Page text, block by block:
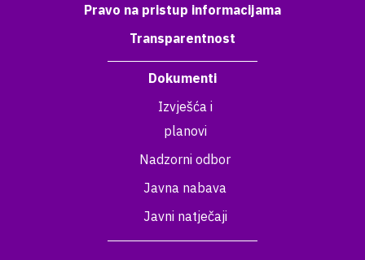
Pravo na pristup informacijama
Transparentnost
Dokumenti
Izvješća i
planovi
Nadzorni odbor
Javna nabava
Javni natječaji